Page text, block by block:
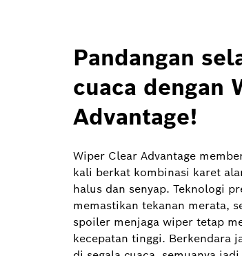
Pandangan
cuaca dengan
Advantage!
Wiper Clear Advantage
kali berkat kombinasi karet
halus dan senyap. Teknologi
memastikan tekanan merata,
spoiler menjaga wiper tetap
kecepatan tinggi. Berkendara